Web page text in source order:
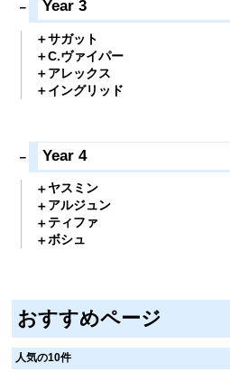
Year 3
サガット
C.ヴァイパー
アレックス
イングリッド
Year 4
ヤスミン
アルジュン
ティファ
ボシュ
おすすめページ
人気の10件